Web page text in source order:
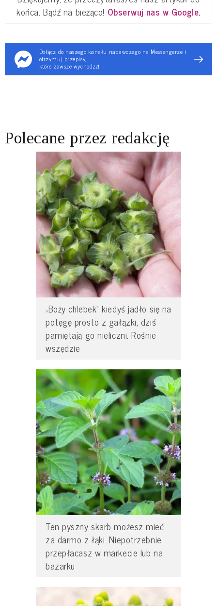
końca. Bądź na bieżąco! Obserwuj nas w Google.
Dołącz do naszego kanału nadawczego na Messengerze i
otrzymuj przepisy,
które zawsze wychodzą!
Polecane przez redakcję
„Boży chlebek” kiedyś jadło się na
potęgę prosto z gałązki, dziś
pamiętają go nieliczni. Rośnie
wszędzie
Ten pyszny skarb możesz mieć
za darmo z łąki. Niepotrzebnie
przepłacasz w markecie lub na
bazarku